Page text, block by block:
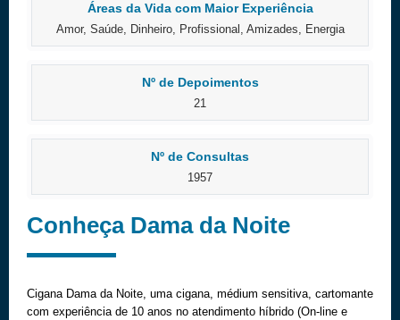
Áreas da Vida com Maior Experiência
Amor, Saúde, Dinheiro, Profissional, Amizades, Energia
Nº de Depoimentos
21
Nº de Consultas
1957
Conheça Dama da Noite
Cigana Dama da Noite, uma cigana, médium sensitiva, cartomante
com experiência de 10 anos no atendimento híbrido (On-line e